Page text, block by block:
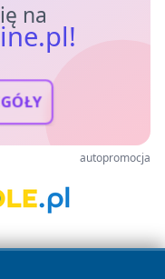
na
autopromocja